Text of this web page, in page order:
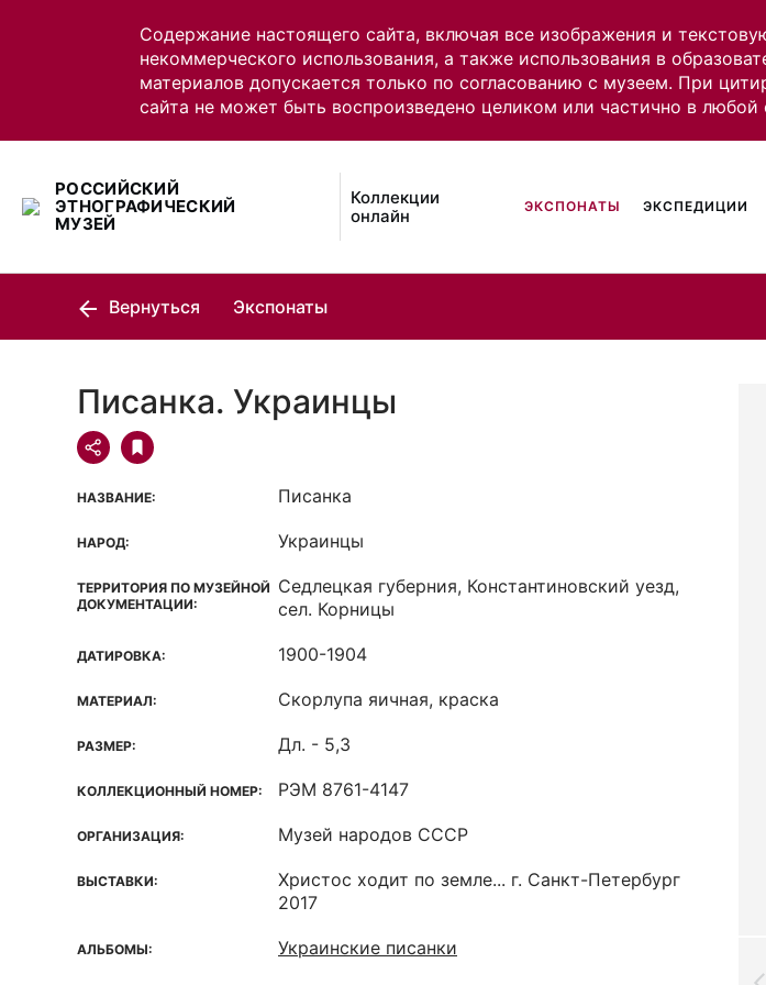
Содержание настоящего сайта, включая все изображения и
некоммерческого использования, а также использования в
материалов допускается только по согласованию с музеем. При
сайта не может быть воспроизведено целиком или частично в
РОССИЙСКИЙ
ЭТНОГРАФИЧЕСКИЙ
МУЗЕЙ
Коллекции
онлайн
ЭКСПОНАТЫ ЭКСПЕДИЦИИ
Вернуться Экспонаты
Писанка. Украинцы
НАЗВАНИЕ: Писанка
НАРОД: Украинцы
ТЕРРИТОРИЯ ПО МУЗЕЙНОЙ
ДОКУМЕНТАЦИИ:
Седлецкая губерния, Константиновский уезд,
сел. Корницы
ДАТИРОВКА: 1900-1904
МАТЕРИАЛ: Скорлупа яичная, краска
РАЗМЕР: Дл. - 5,3
КОЛЛЕКЦИОННЫЙ НОМЕР: РЭМ 8761-4147
ОРГАНИЗАЦИЯ: Музей народов СССР
ВЫСТАВКИ:
Христос ходит по земле... г. Санкт-Петербург
2017
АЛЬБОМЫ: Украинские писанки